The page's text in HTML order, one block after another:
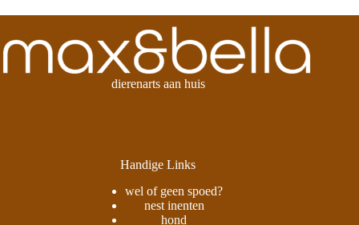
dierenarts aan huis
Handige Links
wel of geen spoed?
nest inenten
hond